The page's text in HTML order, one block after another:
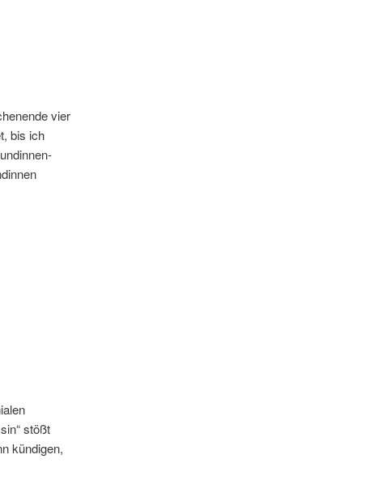
vier
bis ich
stößt
kündigen,